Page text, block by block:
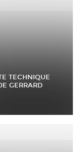
TECHNIQUE
GERRARD